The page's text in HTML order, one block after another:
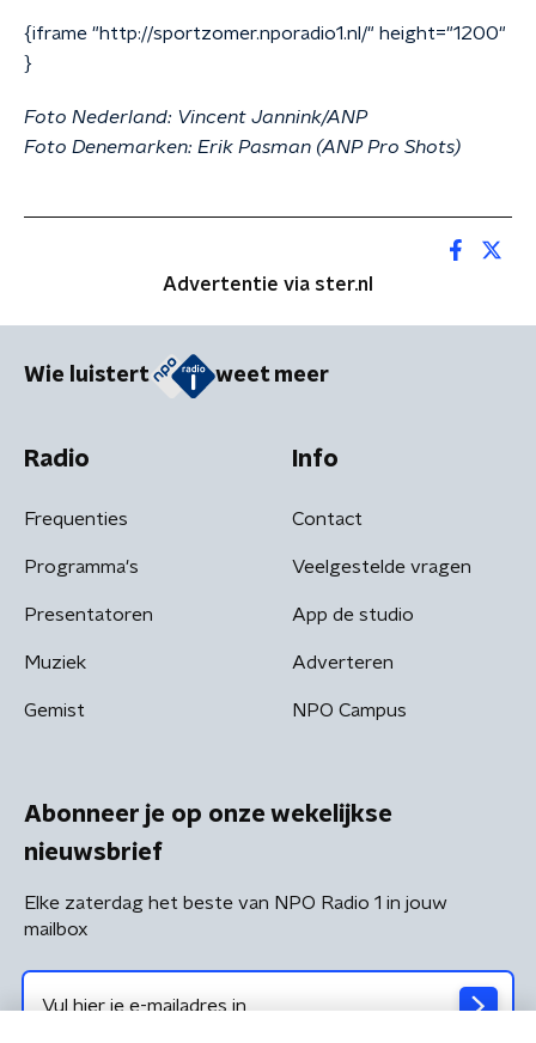
{iframe "http://sportzomer.nporadio1.nl/" height="1200"
}
Foto Nederland: Vincent Jannink/ANP
Foto Denemarken: Erik Pasman (ANP Pro Shots)
Advertentie via ster.nl
Wie luistert weet meer
Radio
Frequenties
Programma's
Presentatoren
Muziek
Gemist
Info
Contact
Veelgestelde vragen
App de studio
Adverteren
NPO Campus
Abonneer je op onze wekelijkse
nieuwsbrief
Elke zaterdag het beste van NPO Radio 1 in jouw
mailbox